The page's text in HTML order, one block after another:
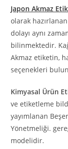
Japon Akmaz
olarak
dolayı aynı
bilinmektedir.
Akmaz etiketin,
seçenekleri
Kimyasal Ürün
ve etiketleme
yayımlanan
Yönetmeliği.
modelidir.